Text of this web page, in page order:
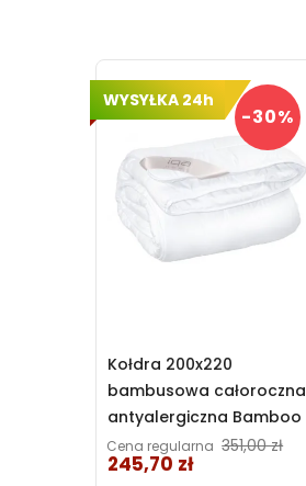
WYSYŁKA 24h
Kołdra 200x220
bambusowa całoroczna
antyalergiczna Bamboo
Sen Iga Home
Cena regularna 351,00 zł
-30%
245,70 zł